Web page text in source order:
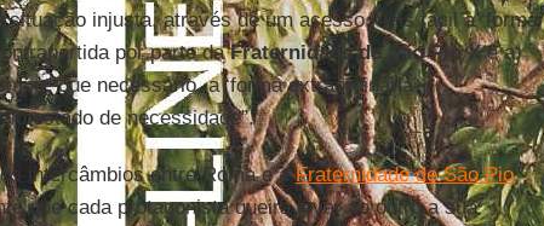
situação injusta, através de um acesso mais fácil à ‘forma
por parte daFraternidade de São Pio Xe a
que necessário, a ‘forma extraordinária’,
estado de necessidade”.
intercâmbios entre Roma e a Fraternidade de São Pio
que cada protagonista queira levar ao outro a sua